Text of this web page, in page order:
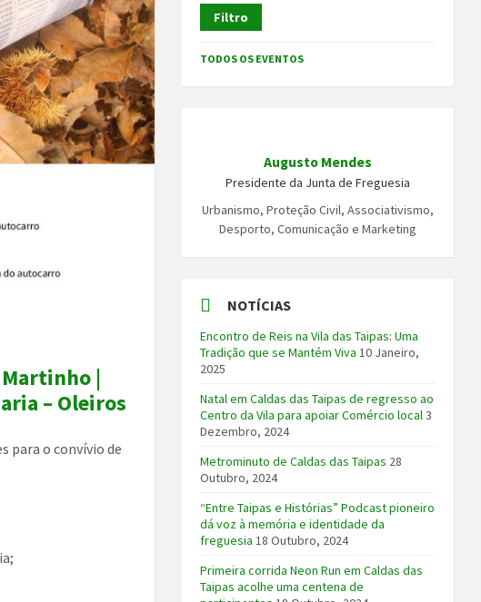
Martinho |
– Oleiros
para o convívio de
Filtro
TODOS OS EVENTOS
Augusto Mendes
Presidente da Junta de Freguesia
Urbanismo, Proteção Civil, Associativismo,
Desporto, Comunicação e Marketing
NOTÍCIAS
Encontro de Reis na Vila das Taipas: Uma
Tradição que se Mantém Viva 10 Janeiro,
2025
Natal em Caldas das Taipas de regresso ao
Centro da Vila para apoiar Comércio local3
Dezembro, 2024
Metrominuto de Caldas das Taipas 28
Outubro, 2024
“Entre Taipas e Histórias” Podcast pioneiro
dá voz à memória e identidade da
freguesia 18 Outubro, 2024
Primeira corrida Neon Run em Caldas das
Taipas acolhe uma centena de